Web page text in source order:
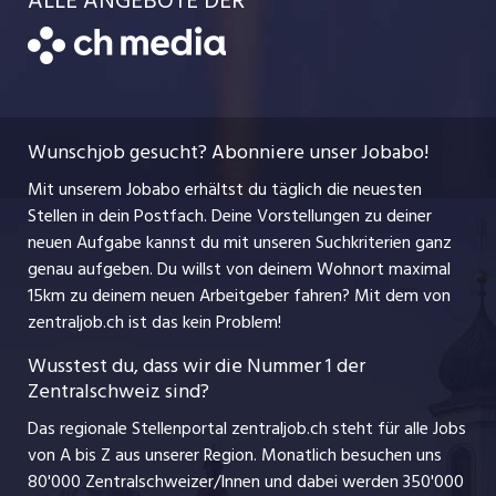
SportangeboteDeine Ansprechpersonder Coop
Genossenschaft
LGAV und CoopNachhaltigkeit: Engagement für Mensch,
Tier und Natur mit über 400 TatenKommunikation: interne
App für MitarbeitendeGesundheit: Update-Fitness: Fr.
SportangeboteDeine Ansprechpersonder Coop
Genossenschaft
und Prepaid-Abos bei Coop Mobile, Reka-Card:
Vergünstigung bei Bezug, Vergünstigung bei Mobility
Vergünstigungen bei Kulturanlässen, Vergünstigungen für
2/3 wird von Coop einbezahlt, Attraktive
Anstellungsbedingungen und zertifizierte Lohngleichheit,
Treueprämien, Sparplan bei der
Pensionskasse,Gesamtarbeitsvertrag (GAV), 18 Wochen
bezahlter Mutterschaftsurlaub und drei Wochen bezahlter
VaterschaftsurlaubArbeitszeit: 5 Wochen Ferien, flexible
ArbeitszeitmodelleWeiterbildung: Über 600 interne
Entwicklungsmöglichkeiten, Aus- und
Weiterbildungsangeboten des L-GAV und
Festanstellungen
Freelance Jobs
Praktika
Lehrstellen
Ferienjobs
Führungspositionen
Jobline
Job-Coach
Bewerbung
Jobs bei der CH Media
Nutzungsbedingungen
Impressum
CH Media
jobbasel.ch
jobbern.ch
jobmittelland.ch
schaffu.ch (VS)
ajourjob.ch
Wunschjob gesucht? Abonniere unser Jobabo!
Mit unserem Jobabo erhältst du täglich die neuesten
Stellen in dein Postfach. Deine Vorstellungen zu deiner
neuen Aufgabe kannst du mit unseren Suchkriterien ganz
genau aufgeben. Du willst von deinem Wohnort maximal
15km zu deinem neuen Arbeitgeber fahren? Mit demvon
zentraljob.ch ist das kein Problem!
Wusstest du, dass wir die Nummer 1 der
Zentralschweiz sind?
Das regionale Stellenportal zentraljob.ch steht für alle Jobs
von A bis Z aus unserer Region. Monatlich besuchen uns
80'000 Zentralschweizer/Innen und dabei werden 350'000